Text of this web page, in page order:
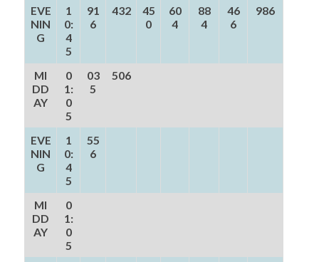
EVE
NIN
G
1
0:
4
5
91
6
432
45
0
60
4
88
4
46
6
986
MI
DD
AY
0
1:
0
5
03
5
506
EVE
NIN
G
1
0:
4
5
55
6
MI
DD
AY
0
1:
0
5